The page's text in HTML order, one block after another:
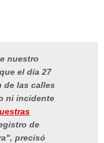
nuestro
el día 27
de las calles
ni incidente
de
precisó